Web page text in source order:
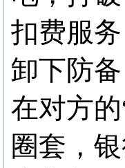
扣费服
卸下防
在对方
圈套，